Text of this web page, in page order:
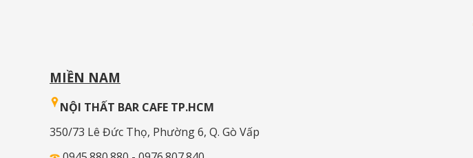
MIỀN NAM
NỘI THẤT BAR CAFE TP.HCM
350/73 Lê Đức Thọ, Phường 6, Q. Gò Vấp